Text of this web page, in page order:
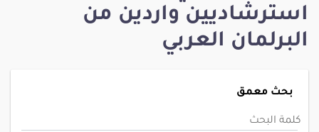
استرشاديين واردين من
البرلمان العربي
بحث معمق
كلمة البحث